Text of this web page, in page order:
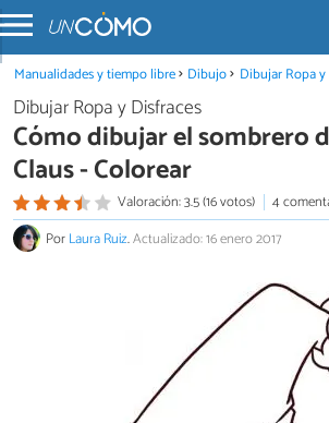
Manualidades y tiempo libre Dibujo Dibujar Ropa
Dibujar Ropa y Disfraces
Cómo dibujar el sombrero
Claus - Colorear
Valoración: 3.5 (16 votos)
4
PorLaura Ruiz.Actualizado: 16 enero 2017